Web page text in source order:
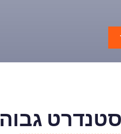
סטנדרט גבוה